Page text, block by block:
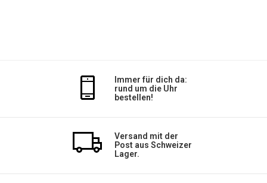
Immer für dich da:
rund um die Uhr
bestellen!
Versand mit der
Post aus Schweizer
Lager.